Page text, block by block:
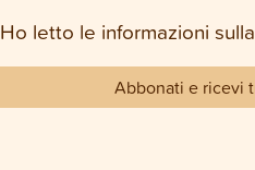
Ho letto le informazioni sulla
Abbonati e ricevi